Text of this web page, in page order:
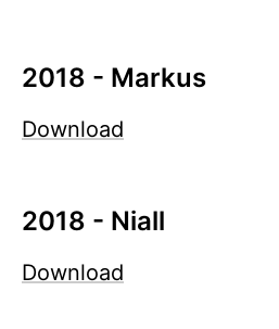
2018 - Markus
Download
2018 - Niall
Download